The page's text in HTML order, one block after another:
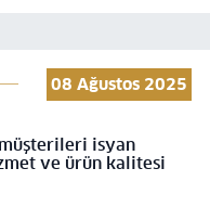
08 Ağustos 2025
isyan
ve ürün kalitesi